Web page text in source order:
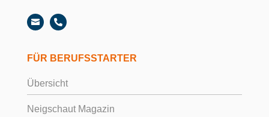
 
FÜR BERUFSSTARTER
Übersicht
Neigschaut Magazin